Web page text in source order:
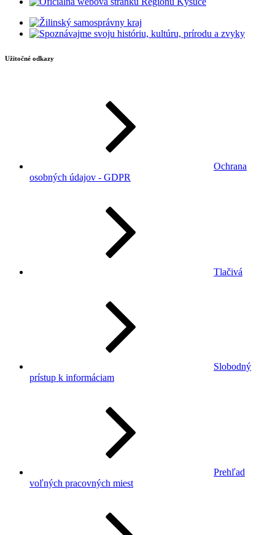
Užitočné odkazy
Ochrana
osobných údajov - GDPR
Tlačivá
Slobodný
prístup k informáciam
Prehľad
voľných pracovných miest